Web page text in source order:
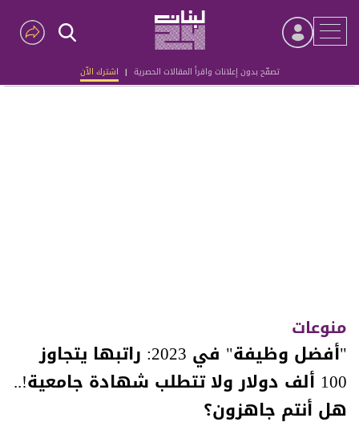
تصفّح بدون إعلانات واقرأ المقالات الحصرية | اشترك الآن
Advertisement
منوعات
"أفضل وظيفة" في 2023: راتبها يتجاوز
100 ألف دولار ولا تتطلب شهادة جامعية!..
هل أنتم جاهزون؟